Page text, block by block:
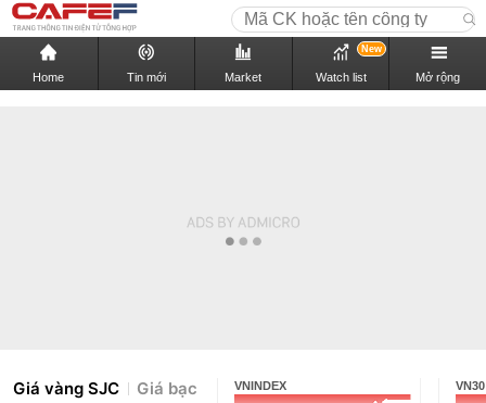
Home Tin mới Market Watch list
New
Mở rộng
Giá vàng SJC Giá bạc VNINDEX VN30